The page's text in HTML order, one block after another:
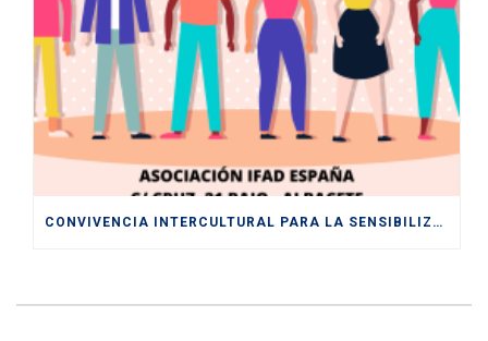
CONVIVENCIA INTERCULTURAL PARA LA SENSIBILIZACIÓN HACIA UNA SOCIEDAD PLURAL Y DIVERSA ENTRE LOS Y LAS JÓVENES